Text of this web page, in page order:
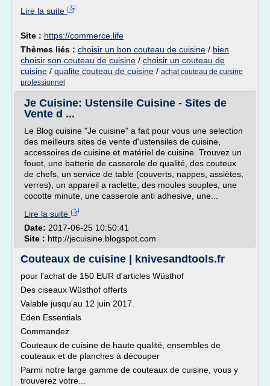
Lire la suite
Site : https://commerce.life
Thèmes liés : choisir un bon couteau de cuisine / bien
choisir son couteau de cuisine / choisir un couteau de
cuisine / qualite couteau de cuisine / achat couteau de cuisine
professionnel
Je Cuisine: Ustensile Cuisine - Sites de
Vente d ...
Le Blog cuisine "Je cuisine" a fait pour vous une selection
des meilleurs sites de vente d'ustensiles de cuisine,
accessoires de cuisine et matériel de cuisine. Trouvez un
fouet, une batterie de casserole de qualité, des couteux
de chefs, un service de table (couverts, nappes, assiètes,
verres), un appareil a raclette, des moules souples, une
cocotte minute, une casserole anti adhesive, une...
Lire la suite
Date: 2017-06-25 10:50:41
Site : http://jecuisine.blogspot.com
Couteaux de cuisine | knivesandtools.fr
pour l'achat de 150 EUR d'articles Wüsthof
Des ciseaux Wüsthof offerts
Valable jusqu'au 12 juin 2017.
Eden Essentials
Commandez
Couteaux de cuisine de haute qualité, ensembles de
couteaux et de planches à découper
Parmi notre large gamme de couteaux de cuisine, vous y
trouverez votre...